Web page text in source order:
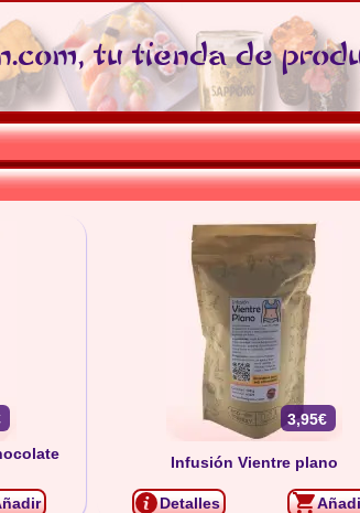
tu tienda de
3,95€
Infusión Vientre plano
Detalles